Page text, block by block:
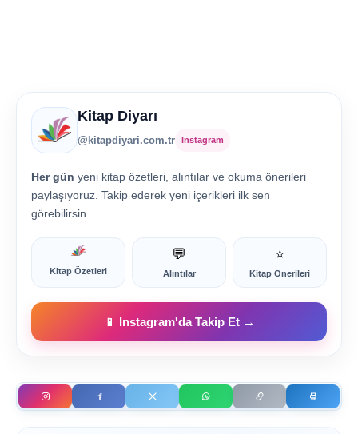
Kitap Diyarı
@kitapdiyari.com.tr Instagram
Her gün yeni kitap özetleri, alıntılar ve okuma önerileri
paylaşıyoruz. Takip ederek yeni içerikleri ilk sen
görebilirsin.
Kitap Özetleri
💬
Alıntılar
⭐
Kitap Önerileri
📱 Instagram'da Takip Et →